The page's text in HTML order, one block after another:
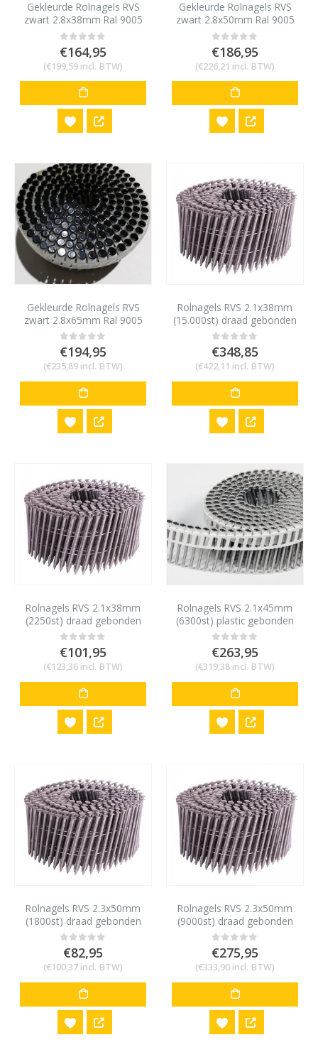
Gekleurde Rolnagels RVS
zwart 2.8x38mm Ral 9005
1200 stuks
0out of 5
€164,95
(€199,59 incl. BTW)
Gekleurde Rolnagels RVS
zwart 2.8x50mm Ral 9005
1200 stuks
0out of 5
€186,95
(€226,21 incl. BTW)
Gekleurde Rolnagels RVS
zwart 2.8x65mm Ral 9005
1200 stuks
0out of 5
€194,95
(€235,89 incl. BTW)
Rolnagels RVS 2.1x38mm
(15.000st) draad gebonden
bolkop vlakke rol
0out of 5
€348,85
(€422,11 incl. BTW)
Rolnagels RVS 2.1x38mm
(2250st) draad gebonden
bolkop vlakke rol
0out of 5
€101,95
(€123,36 incl. BTW)
Rolnagels RVS 2.1x45mm
(6300st) plastic gebonden
bolkop vlakke rol
0out of 5
€263,95
(€319,38 incl. BTW)
Rolnagels RVS 2.3x50mm
(1800st) draad gebonden
bolkop vlakke rol
0out of 5
€82,95
(€100,37 incl. BTW)
Rolnagels RVS 2.3x50mm
(9000st) draad gebonden
bolkop vlakke rol
0out of 5
€275,95
(€333,90 incl. BTW)